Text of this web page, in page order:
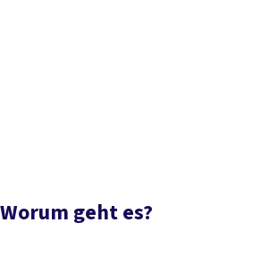
Worum geht es?